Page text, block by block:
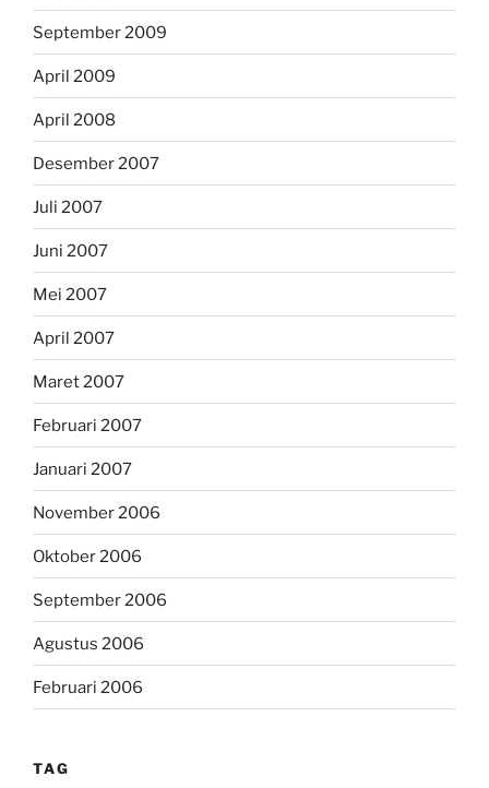
September 2009
April 2009
April 2008
Desember 2007
Juli 2007
Juni 2007
Mei 2007
April 2007
Maret 2007
Februari 2007
Januari 2007
November 2006
Oktober 2006
September 2006
Agustus 2006
Februari 2006
TAG